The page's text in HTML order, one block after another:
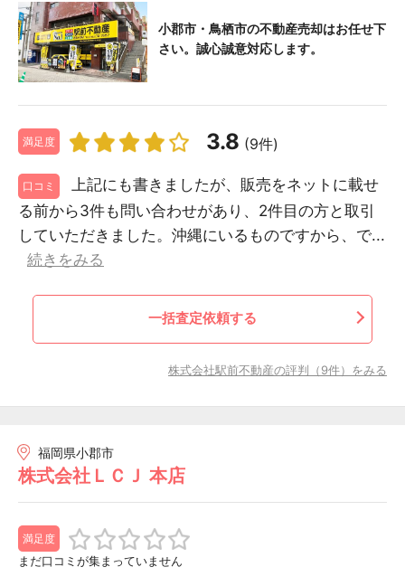
小郡市・鳥栖市の不動産売却はお任せ下
さい。誠心誠意対応します。
満足度 3.8 (9件)
口コミ
上記にも書きましたが、販売をネットに載せ
る前から3件も問い合わせがあり、2件目の方と取引
していただきました。沖縄にいるものですから、で...
続きをみる
一括査定依頼する
株式会社駅前不動産の評判（9件）をみる
福岡県小郡市
株式会社ＬＣＪ 本店
満足度
まだ口コミが集まっていません